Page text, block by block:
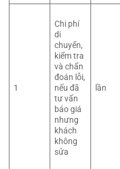
1
Chi phí
di
chuyển,
kiểm tra
và chẩn
đoán lỗi,
nếu đã
tư vấn
báo giá
nhưng
khách
không
sửa
lần